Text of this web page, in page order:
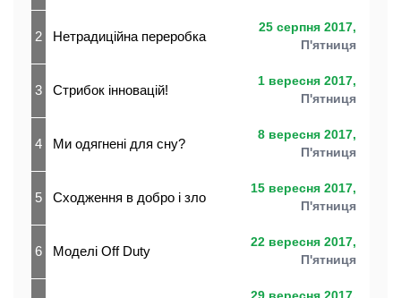
2 Нетрадиційна переробка
25 серпня 2017,
П'ятниця
3 Стрибок інновацій!
1 вересня 2017,
П'ятниця
4 Ми одягнені для сну?
8 вересня 2017,
П'ятниця
5 Сходження в добро і зло
15 вересня 2017,
П'ятниця
6 Моделі Off Duty
22 вересня 2017,
П'ятниця